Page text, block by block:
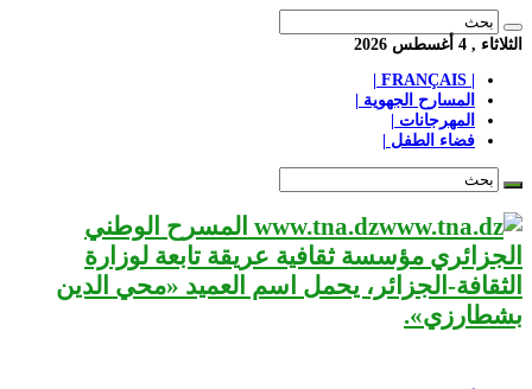
الثلاثاء , 4 أغسطس 2026
المسارح الجهوية |
المهرجانات |
فضاء الطفل |
www.tna.dz المسرح الوطني
الجزائري مؤسسة ثقافية عريقة تابعة لوزارة
الثقافة-الجزائر، يحمل اسم العميد «محي الدين
بشطارزي».